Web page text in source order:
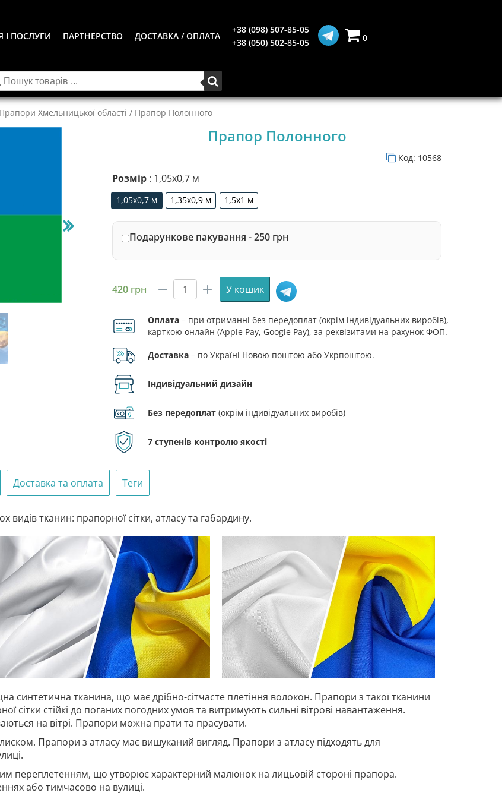
І ПОСЛУГИ ПАРТНЕРСТВО ДОСТАВКА / ОПЛАТА
+38 (098) 507-85-05
+38 (050) 502-85-05
0
Прапори Хмельницької області / Прапор Полонного
Прапор Полонного
Код: 10568
Розмір : 1,05х0,7 м
1,05х0,7 м
1,05х0,7 м
1,35х0,9 м
1,35х0,9 м
1,5х1 м
1,5х1 м
Подарункове пакування - 250 грн
420 грн
Прапор
кількість
У кошик
Оплата – при отриманні без передоплат (окрім індивідуальних виробів),
карткою онлайн (Apple Pay, Google Pay), за реквізитами на рахунок ФОП.
Доставка – по Україні Новою поштою або Укрпоштою.
Індивідуальний дизайн
Без передоплат (окрім індивідуальних виробів)
7 ступенів контролю якості
Доставка та оплата Теги
тканин: прапорної сітки, атласу та габардину.
синтетична тканина, що має дрібно-сітчасте плетіння волокон. Прапори з такої тканини
сітки стійкі до поганих погодних умов та витримують сильні вітрові навантаження.
на вітрі. Прапори можна прати та прасувати.
Прапори з атласу має вишуканий вигляд. Прапори з атласу підходять для
переплетенням, що утворює характерний малюнок на лицьовій стороні прапора.
або тимчасово на вулиці.